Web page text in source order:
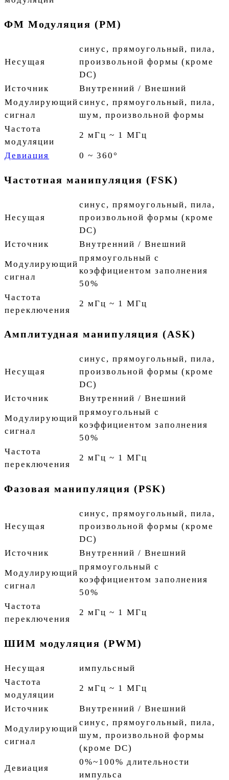
ФМ Модуляция (PM)
Несущая
синус, прямоугольный, пила,
произвольной формы (кроме
DC)
Источник
Внутренний / Внешний
Модулирующий
сигнал
синус, прямоугольный, пила,
шум, произвольной формы
Частота
модуляции
2 мГц ~ 1 МГц
Девиация 0 ~ 360°
Частотная манипуляция (FSK)
Несущая
синус, прямоугольный, пила,
произвольной формы (кроме
DC)
Источник
Внутренний / Внешний
Модулирующий
сигнал
прямоугольный с
коэффициентом заполнения
50%
Частота
переключения
2 мГц ~ 1 МГц
Амплитудная манипуляция (ASK)
Несущая
синус, прямоугольный, пила,
произвольной формы (кроме
DC)
Источник
Внутренний / Внешний
Модулирующий
сигнал
прямоугольный с
коэффициентом заполнения
50%
Частота
переключения
2 мГц ~ 1 МГц
Фазовая манипуляция (PSK)
Несущая
синус, прямоугольный, пила,
произвольной формы (кроме
DC)
Источник
Внутренний / Внешний
Модулирующий
сигнал
прямоугольный с
коэффициентом заполнения
50%
Частота
переключения
2 мГц ~ 1 МГц
ШИМ модуляция (PWM)
Несущая
импульсный
Частота
модуляции
2 мГц ~ 1 МГц
Источник Внутренний / Внешний
Модулирующий
сигнал
синус, прямоугольный, пила,
шум, произвольной формы
(кроме DC)
Девиация
0%~100% длительности
импульса